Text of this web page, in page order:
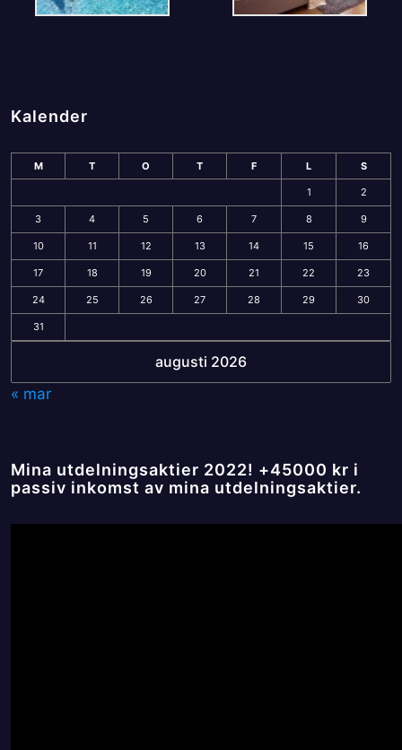
Kalender
augusti 2026
M T O T F L S
1 2
3 4 5 6 7 8 9
10 11 12 13 14 15 16
17 18 19 20 21 22 23
24 25 26 27 28 29 30
31
« mar
Mina utdelningsaktier 2022! +45000 kr i
passiv inkomst av mina utdelningsaktier.